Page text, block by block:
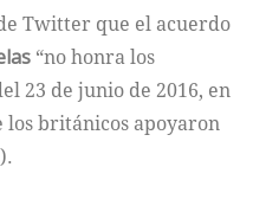
Twitter que el acuerdo
“no honra los
23 de junio de 2016, en
los británicos apoyaron